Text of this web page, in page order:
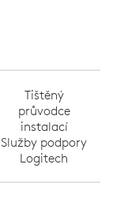
Tištěný
průvodce
instalací
Služby podpory
Logitech